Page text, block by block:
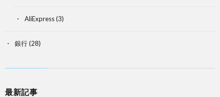
AliExpress(3)
銀行(28)
最新記事